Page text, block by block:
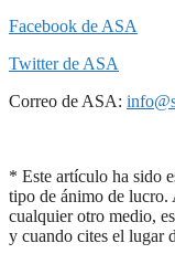
Facebook de ASA
Twitter de ASA
Correo de ASA:
* Este artículo ha sido
tipo de ánimo de lucro.
cualquier otro medio,
y cuando cites el lugar